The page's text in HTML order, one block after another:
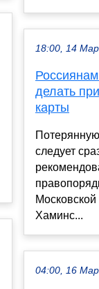
18:00, 14 Мар
делать
карты
следует
Хаминс...
04:00, 16 Мар